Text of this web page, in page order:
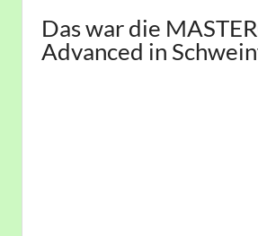
Das war die
Advanced in